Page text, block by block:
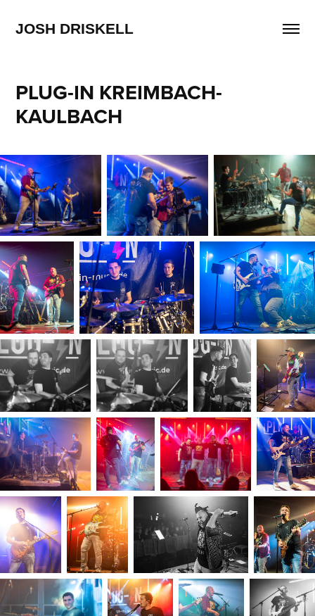
JOSH DRISKELL
PLUG-IN KREIMBACH-
KAULBACH